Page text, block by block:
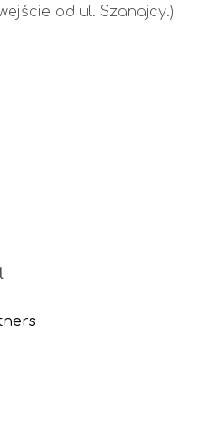
od ul. Szanajcy.)